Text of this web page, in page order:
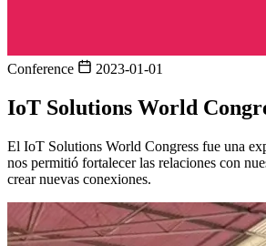
Conference 2023-01-01
IoT Solutions World
El IoT Solutions World Congress fue una
nos permitió fortalecer las relaciones con
crear nuevas conexiones.